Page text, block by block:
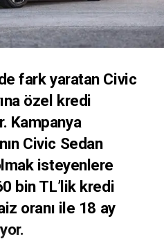
fark yaratan Civic
özel kredi
Kampanya
Civic Sedan
isteyenlere
bin TL’lik kredi
oranı ile 18 ay